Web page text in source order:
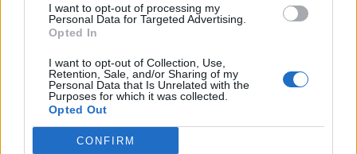
I want to opt-out of processing my
Personal Data for Targeted Advertising.
Opted In
I want to opt-out of Collection, Use,
Retention, Sale, and/or Sharing of my
Personal Data that Is Unrelated with the
Purposes for which it was collected.
Opted Out
CONFIRM